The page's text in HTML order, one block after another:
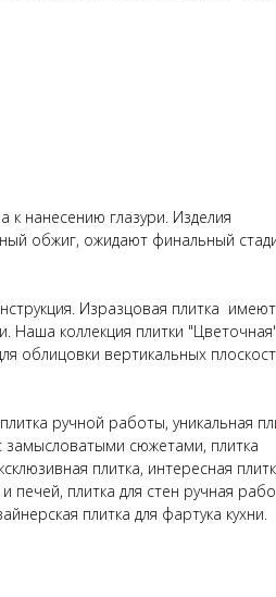
к нанесению глазури. Изделия
обжиг, ожидают финальный
Изразцовая плитка
Наша коллекция плитки "Цветочная"
облицовки вертикальных
ручной работы, уникальная
замысловатыми сюжетами, плитка
плитка, интересная
печей, плитка для стен ручная
плитка для фартука кухни.